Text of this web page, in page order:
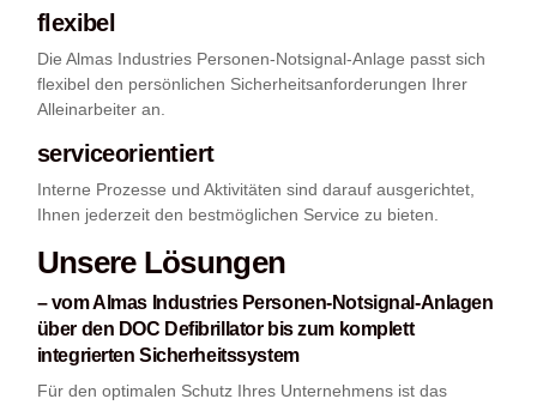
flexibel
Die Almas Industries Personen-Notsignal-Anlage passt sich
flexibel den persönlichen Sicherheitsanforderungen Ihrer
Alleinarbeiter an.
serviceorientiert
Interne Prozesse und Aktivitäten sind darauf ausgerichtet,
Ihnen jederzeit den bestmöglichen Service zu bieten.
Unsere Lösungen
– vom Almas Industries Personen-Notsignal-Anlagen
über den DOC Defibrillator bis zum komplett
integrierten Sicherheitssystem
Für den optimalen Schutz Ihres Unternehmens ist das